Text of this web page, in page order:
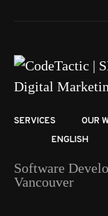
SERVICES OUR
ENGLISH
Software
Vancouver